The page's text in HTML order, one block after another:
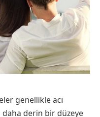
genellikle acı
derin bir düzeye